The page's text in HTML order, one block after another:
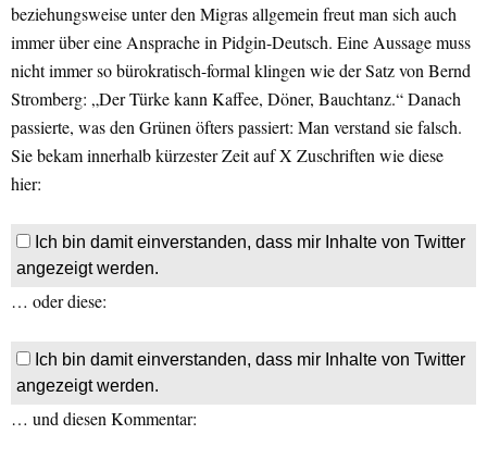
beziehungsweise unter den Migras allgemein freut man sich auch
immer über eine Ansprache in Pidgin-Deutsch. Eine Aussage muss
nicht immer so bürokratisch-formal klingen wie der Satz von Bernd
Stromberg: „Der Türke kann Kaffee, Döner, Bauchtanz.“ Danach
passierte, was den Grünen öfters passiert: Man verstand sie falsch.
Sie bekam innerhalb kürzester Zeit auf X Zuschriften wie diese
hier:
Ich bin damit einverstanden, dass mir Inhalte von Twitter
angezeigt werden.
… oder diese:
Ich bin damit einverstanden, dass mir Inhalte von Twitter
angezeigt werden.
… und diesen Kommentar: